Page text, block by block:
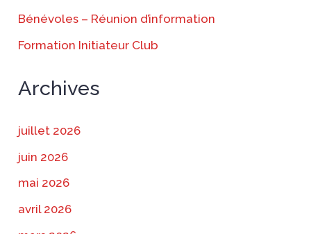
Bénévoles – Réunion d’information
Formation Initiateur Club
Archives
juillet 2026
juin 2026
mai 2026
avril 2026